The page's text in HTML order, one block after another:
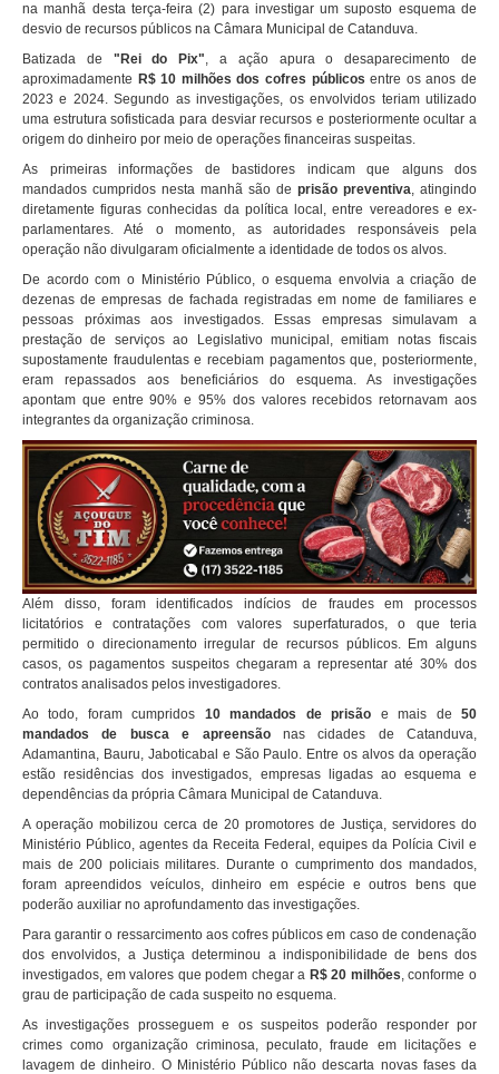
na manhã desta terça-feira (2) para investigar um suposto esquema de
desvio de recursos públicos na Câmara Municipal de Catanduva.
Batizada de "Rei do Pix", a ação apura o desaparecimento de
aproximadamente R$ 10 milhões dos cofres públicos entre os anos de
2023 e 2024. Segundo as investigações, os envolvidos teriam utilizado
uma estrutura sofisticada para desviar recursos e posteriormente ocultar a
origem do dinheiro por meio de operações financeiras suspeitas.
As primeiras informações de bastidores indicam que alguns dos
mandados cumpridos nesta manhã são de prisão preventiva, atingindo
diretamente figuras conhecidas da política local, entre vereadores e ex-
parlamentares. Até o momento, as autoridades responsáveis pela
operação não divulgaram oficialmente a identidade de todos os alvos.
De acordo com o Ministério Público, o esquema envolvia a criação de
dezenas de empresas de fachada registradas em nome de familiares e
pessoas próximas aos investigados. Essas empresas simulavam a
prestação de serviços ao Legislativo municipal, emitiam notas fiscais
supostamente fraudulentas e recebiam pagamentos que, posteriormente,
eram repassados aos beneficiários do esquema. As investigações
apontam que entre 90% e 95% dos valores recebidos retornavam aos
integrantes da organização criminosa.
Além disso, foram identificados indícios de fraudes em processos
licitatórios e contratações com valores superfaturados, o que teria
permitido o direcionamento irregular de recursos públicos. Em alguns
casos, os pagamentos suspeitos chegaram a representar até 30% dos
contratos analisados pelos investigadores.
Ao todo, foram cumpridos 10 mandados de prisão e mais de50
mandados de busca e apreensãonas cidades de Catanduva,
Adamantina, Bauru, Jaboticabal e São Paulo. Entre os alvos da operação
estão residências dos investigados, empresas ligadas ao esquema e
dependências da própria Câmara Municipal de Catanduva.
A operação mobilizou cerca de 20 promotores de Justiça, servidores do
Ministério Público, agentes da Receita Federal, equipes da Polícia Civil e
mais de 200 policiais militares. Durante o cumprimento dos mandados,
foram apreendidos veículos, dinheiro em espécie e outros bens que
poderão auxiliar no aprofundamento das investigações.
Para garantir o ressarcimento aos cofres públicos em caso de condenação
dos envolvidos, a Justiça determinou a indisponibilidade de bens dos
investigados, em valores que podem chegar a R$ 20 milhões , conforme o
grau de participação de cada suspeito no esquema.
As investigações prosseguem e os suspeitos poderão responder por
crimes como organização criminosa, peculato, fraude em licitações e
lavagem de dinheiro. O Ministério Público não descarta novas fases da